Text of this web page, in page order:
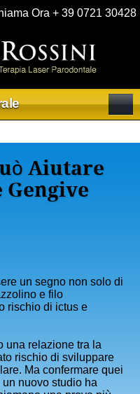
Ora + 39 0721 30428
Aiutare
Gengive
un segno non solo di
e filo
rischio di ictus e
una relazione tra la
rischio di sviluppare
Ma confermare quei
nuovo studio ha